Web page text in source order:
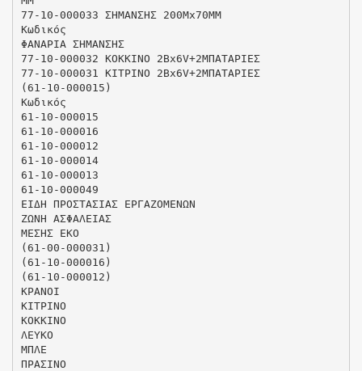
77-10-000033 ΣΗΜΑΝΣΗΣ 200Μx70MM
Κωδικός
ΦΑΝΑΡΙΑ ΣΗΜΑΝΣΗΣ
77-10-000032 ΚΟΚΚΙΝΟ 2Βx6V+2ΜΠΑΤΑΡΙΕΣ
77-10-000031 ΚΙΤΡΙΝΟ 2Βx6V+2ΜΠΑΤΑΡΙΕΣ
(61-10-000015)
Κωδικός
61-10-000015
61-10-000016
61-10-000012
61-10-000014
61-10-000013
61-10-000049
ΕΙΔΗ ΠΡΟΣΤΑΣΙΑΣ ΕΡΓΑΖΟΜΕΝΩΝ
ΖΩΝΗ ΑΣΦΑΛΕΙΑΣ
ΜΕΣΗΣ ΕΚΟ
(61-00-000031)
(61-10-000016)
(61-10-000012)
ΚΡΑΝΟΙ
ΚΙΤΡΙΝΟ
ΚΟΚΚΙΝΟ
ΛΕΥΚΟ
ΜΠΛΕ
ΠΡΑΣΙΝΟ